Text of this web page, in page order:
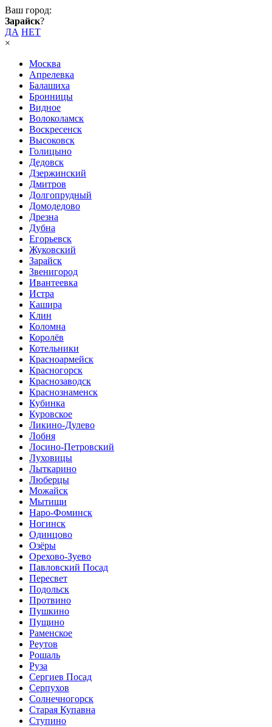
Ваш город:
Зарайск?
ДА НЕТ
×
Москва
Апрелевка
Балашиха
Бронницы
Видное
Волоколамск
Воскресенск
Высоковск
Голицыно
Дедовск
Дзержинский
Дмитров
Долгопрудный
Домодедово
Дрезна
Дубна
Егорьевск
Жуковский
Зарайск
Звенигород
Ивантеевка
Истра
Кашира
Клин
Коломна
Королёв
Котельники
Красноармейск
Красногорск
Краснозаводск
Краснознаменск
Кубинка
Куровское
Ликино-Дулево
Лобня
Лосино-Петровский
Луховицы
Лыткарино
Люберцы
Можайск
Мытищи
Наро-Фоминск
Ногинск
Одинцово
Озёры
Орехово-Зуево
Павловский Посад
Пересвет
Подольск
Протвино
Пушкино
Пущино
Раменское
Реутов
Рошаль
Руза
Сергиев Посад
Серпухов
Солнечногорск
Старая Купавна
Ступино